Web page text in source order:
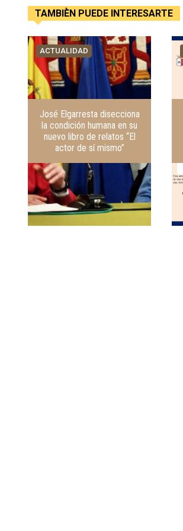
TAMBIÈN PUEDE INTERESARTE
ACTUALIDAD
José Elgarresta disecciona
la condición humana en su
nuevo libro de relatos “El
actor de sí mismo”